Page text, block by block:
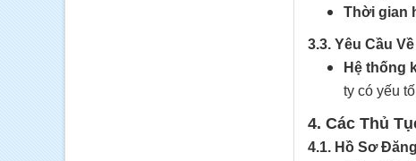
Thời gian
3.3. Yêu Cầu
Hệ thống
ty có yếu
4. Các Thủ
4.1. Hồ Sơ